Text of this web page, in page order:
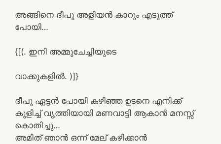
അങ്ങിനെ ദീപു അളിയൻ കാറും എടുത്ത്
പോയി…
{[(. ഇനി അമ്മുചേച്ചിയുടെ
വാക്കുകളിൽ. )]}
ദീപു ഏട്ടൻ പോയി കഴിഞ്ഞ ഉടനെ എനിക്ക്
കുളിച്ച് വൃത്തിയായി മണവാട്ടി ആകാൻ മനസ്സ്
കൊതിച്ചു…
അമിത് ഞാൻ ഒന്ന് മേല് കഴിക്കാൻ